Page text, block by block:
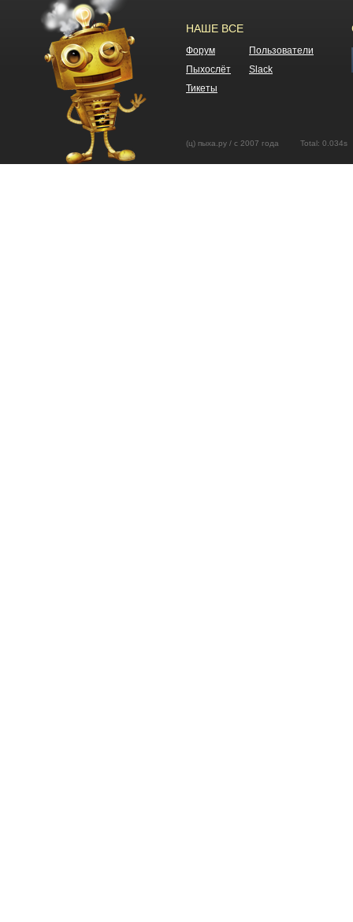
НАШЕ ВСЕ
Форум
Пользователи
Пыхослёт
Slack
Тикеты
(ц) пыха.ру / с 2007 года Total: